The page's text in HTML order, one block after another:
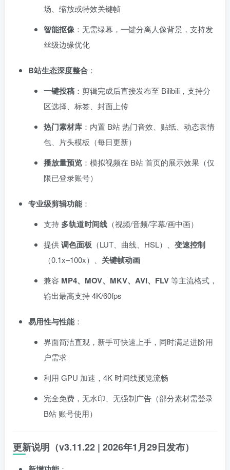
场、缩放或特效关键帧
智能抠像 ：无需绿幕，一键分离人像背景，支持发
丝级边缘优化
B站生态深度整合 ：
一键投稿 ：剪辑完成后直接发布至 Bilibili，支持分
区选择、标签、封面上传
热门素材库 ：内置 B站 热门音效、贴纸、动态表情
包、片头模板（每日更新）
播放量预览 ：模拟视频在 B站 首页的展示效果（仅
限已登录账号）
专业级剪辑功能：
支持 多轨道时间线 （视频/音频/字幕/画中画）
提供调色面板 （LUT、曲线、HSL）、 变速控制
（0.1x–100x）、 关键帧动画
兼容 MP4、MOV、MKV、AVI、FLV等主流格式，
输出最高支持 4K/60fps
易用性与性能：
界面简洁直观，新手可快速上手，同时满足进阶用
户需求
利用 GPU 加速，4K 时间线预览流畅
完全免费，无水印、无强制广告（部分素材需登录
B站 账号使用）
更新说明（v3.11.22 | 2026年1月29日发布）